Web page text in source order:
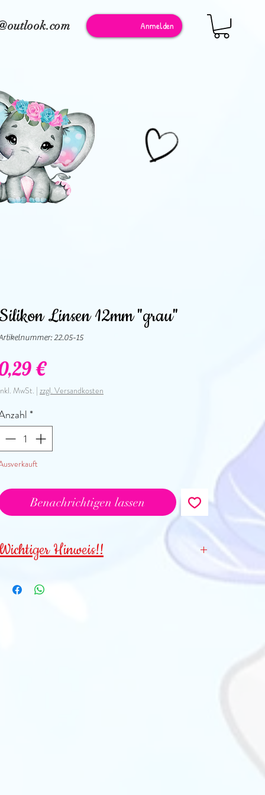
Anmelden
Linsen 12mm "grau"
22.05-15
€Preis
MwSt. | zzgl. Versandkosten
*
Benachrichtigen lassen
Hinweis!!
Kinder
3 Jahren NICHT geeignet